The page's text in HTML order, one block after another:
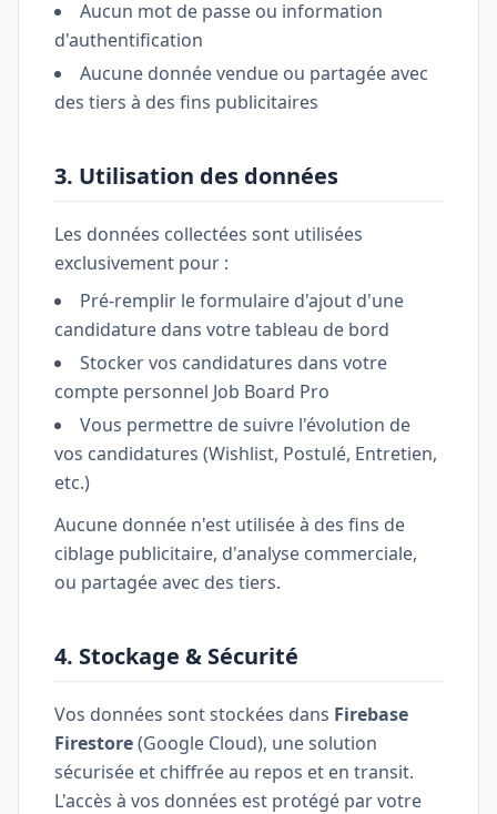
Aucun mot de passe ou information
d'authentification
Aucune donnée vendue ou partagée avec
des tiers à des fins publicitaires
3. Utilisation des données
Les données collectées sont utilisées
exclusivement pour :
Pré-remplir le formulaire d'ajout d'une
candidature dans votre tableau de bord
Stocker vos candidatures dans votre
compte personnel Job Board Pro
Vous permettre de suivre l'évolution de
vos candidatures (Wishlist, Postulé, Entretien,
etc.)
Aucune donnée n'est utilisée à des fins de
ciblage publicitaire, d'analyse commerciale,
ou partagée avec des tiers.
4. Stockage & Sécurité
Vos données sont stockées dans Firebase
Firestore(Google Cloud), une solution
sécurisée et chiffrée au repos et en transit.
L'accès à vos données est protégé par votre